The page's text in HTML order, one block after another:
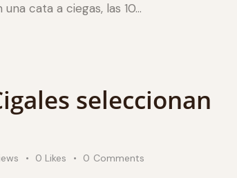
cata a ciegas, las 10…
seleccionan
0 Likes 0 Comments